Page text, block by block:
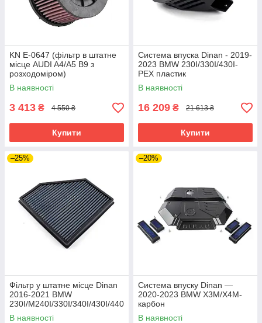
KN E-0647 (фільтр в штатне
місце AUDI A4/A5 B9 з
розходоміром)
В наявності
3 413 ₴ 4 550 ₴
Купити
Система впуска Dinan - 2019-
2023 BMW 230I/330I/430I-
PEX пластик
В наявності
16 209 ₴ 21 613 ₴
Купити
–25%
Фільтр у штатне місце Dinan
2016-2021 BMW
230I/M240I/330I/340I/430I/440
IВ наявності
–20%
Система впуску Dinan —
2020-2023 BMW X3M/X4M-
карбон
В наявності